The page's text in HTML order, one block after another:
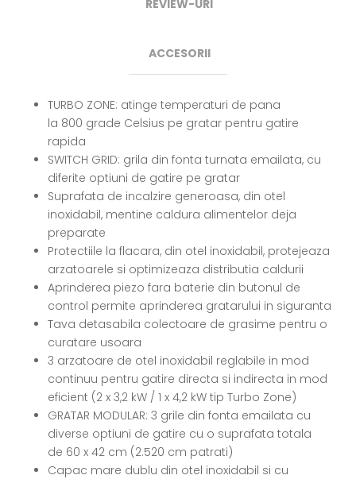
REVIEW-URI
ACCESORII
TURBO ZONE: atinge temperaturi de pana
la 800 grade Celsius pe gratar pentru gatire
rapida
SWITCH GRID: grila din fonta turnata emailata, cu
diferite optiuni de gatire pe gratar
Suprafata de incalzire generoasa, din otel
inoxidabil, mentine caldura alimentelor deja
preparate
Protectiile la flacara, din otel inoxidabil, protejeaza
arzatoarele si optimizeaza distributia caldurii
Aprinderea piezo fara baterie din butonul de
control permite aprinderea gratarului in siguranta
Tava detasabila colectoare de grasime pentru o
curatare usoara
3 arzatoare de otel inoxidabil reglabile in mod
continuu pentru gatire directa si indirecta in mod
eficient (2 x 3,2 kW / 1 x 4,2 kW tip Turbo Zone)
GRATAR MODULAR: 3 grile din fonta emailata cu
diverse optiuni de gatire cu o suprafata totala
de 60 x 42 cm (2.520 cm patrati)
Capac mare dublu din otel inoxidabil si cu